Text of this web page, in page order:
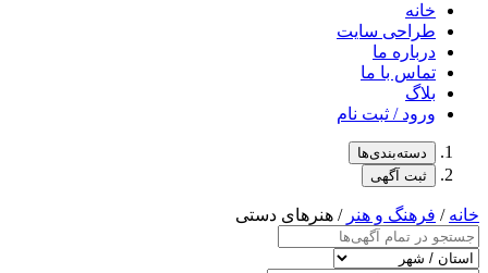
خانه
طراحی سایت
درباره ما
تماس با ما
بلاگ
ورود / ثبت نام
دسته‌بندی‌ها
ثبت آگهی
خانه / فرهنگ و هنر / هنرهای دستی